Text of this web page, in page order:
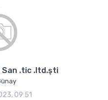
San .tic .ltd.şti
09:51